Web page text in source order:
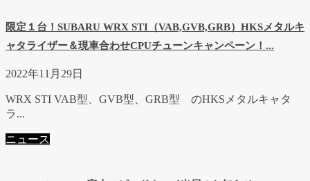
限定１台！SUBARU WRX STI（VAB,GVB,GRB）HKSメタルキ
ャタライザー＆現車合わせCPUチューンキャンペーン！...
2022年11月29日
WRX STI VAB型、GVB型、GRB型 のHKSメタルキャタ
ラ...
ニュース